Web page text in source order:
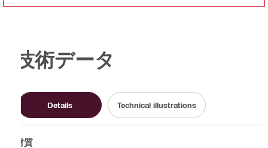
技術データ
Details Technical illustrations
材質